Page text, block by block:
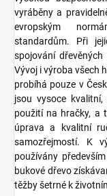
vyráběny a
evropským
standardům. Při
spojování
Vývoj i výroba všech
probíhá pouze v
jsou vysoce
použití na hračky, a
úprava a kvalitní
samozřejmostí. K
používány
bukové dřevo
těžby šetrné k